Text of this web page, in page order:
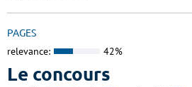
PAGES
relevance: 42%
Le concours